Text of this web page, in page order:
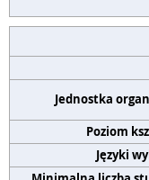
Jednostka
Poziom
Języki